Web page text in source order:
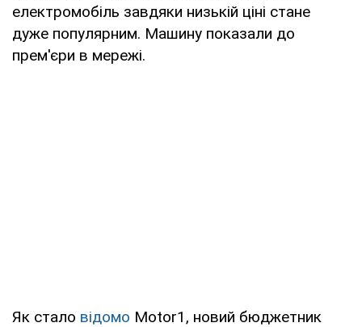
електромобіль завдяки низькій ціні стане
дуже популярним. Машину показали до
прем'єри в мережі.
Як стало відомо Motor1, новий бюджетник